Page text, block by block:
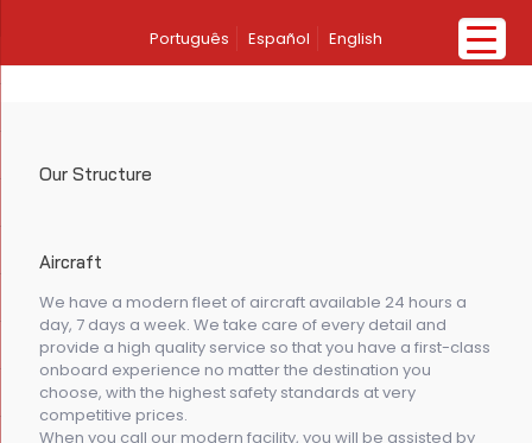
Português Español English
Our Structure
Aircraft
We have a modern fleet of aircraft available 24 hours a
day, 7 days a week. We take care of every detail and
provide a high quality service so that you have a first-class
onboard experience no matter the destination you
choose, with the highest safety standards at very
competitive prices.
When you call our modern facility, you will be assisted by